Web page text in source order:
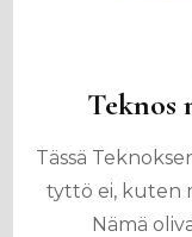
Teknos
Tässä
tyttö ei, kuten
Nämä